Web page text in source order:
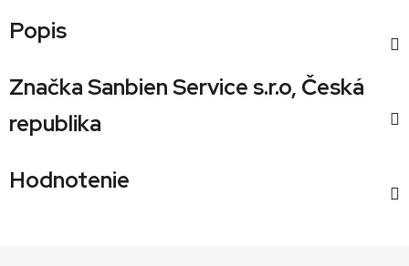
Popis
ZnačkaSanbien Service s.r.o, Česká
republika
Hodnotenie